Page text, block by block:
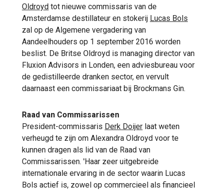
Oldroyd tot nieuwe commissaris van de
Amsterdamse destillateur en stokerij Lucas Bols
zal op de Algemene vergadering van
Aandeelhouders op 1 september 2016 worden
beslist. De Britse Oldroyd is managing director van
Fluxion Advisors in Londen, een adviesbureau voor
de gedistilleerde dranken sector, en vervult
daarnaast een commissariaat bij Brockmans Gin.
Raad van Commissarissen
President-commissaris Derk Doijer laat weten
verheugd te zijn om Alexandra Oldroyd voor te
kunnen dragen als lid van de Raad van
Commissarissen. 'Haar zeer uitgebreide
internationale ervaring in de sector waarin Lucas
Bols actief is, zowel op commercieel als financieel